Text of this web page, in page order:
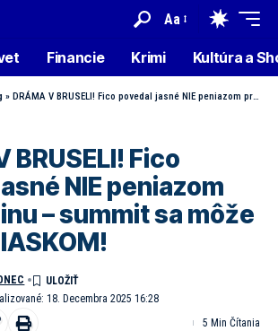
Aa
Financie Krimi Kultúra a
» DRÁMA V BRUSELI! Fico povedal jasné NIE peniazom pre Ukrajinu – summit sa môže skončiť FIASKOM!
BRUSELI! Fico
NIE peniazom
– summit sa môže
18. Decembra 2025 16:28
5 Min Čítania